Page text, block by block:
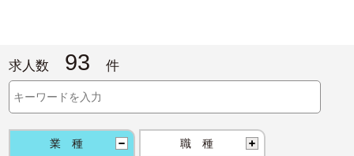
求人数 93 件
業種 職種